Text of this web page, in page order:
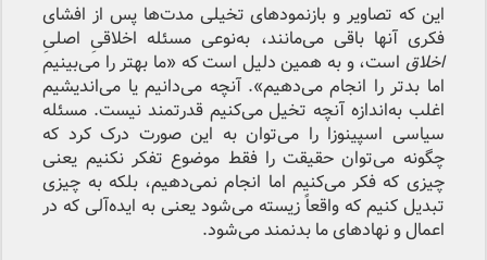
این‌ که تصاویر و بازنمودهای تخیلی مدت‌ها پس از افشای
فکری آنها باقی می‌مانند، به‌نوعی مسئله اخلاقیِ اصلیِ
اخلاق است، و به همین دلیل است که «ما بهتر را می‌بینیم
اما بدتر را انجام می‌دهیم». آنچه می‌دانیم یا می‌اندیشیم
اغلب به‌اندازه آنچه تخیل می‌کنیم قدرتمند نیست. مسئله
سیاسی اسپینوزا را می‌توان به این صورت درک کرد که
چگونه می‌توان حقیقت را فقط موضوع تفکر نکنیم یعنی
چیزی که فکر می‌کنیم اما انجام نمی‌دهیم، بلکه به چیزی
تبدیل کنیم که واقعاً زیسته می‌شود یعنی به ایده‌آلی که در
اعمال و نهادهای ما بدنمند می‌شود.